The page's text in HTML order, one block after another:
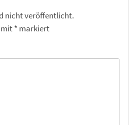
nicht veröffentlicht.
mit* markiert